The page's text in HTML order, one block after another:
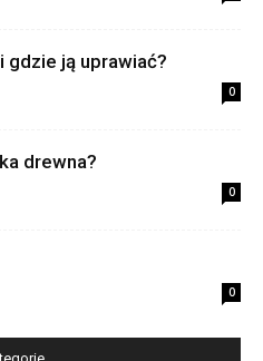
gdzie ją uprawiać?
0
drewna?
0
0